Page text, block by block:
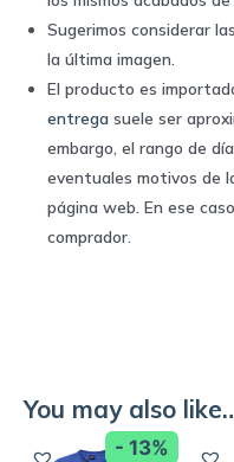
Sugerimos considerar
la última imagen.
El producto es
entrega suele ser
embargo, el rango de
eventuales motivos de
página web. En ese
comprador.
You may also
- 13%